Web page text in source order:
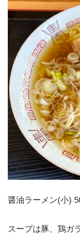
醤油ラーメン(小)
スープは豚、鶏ガ